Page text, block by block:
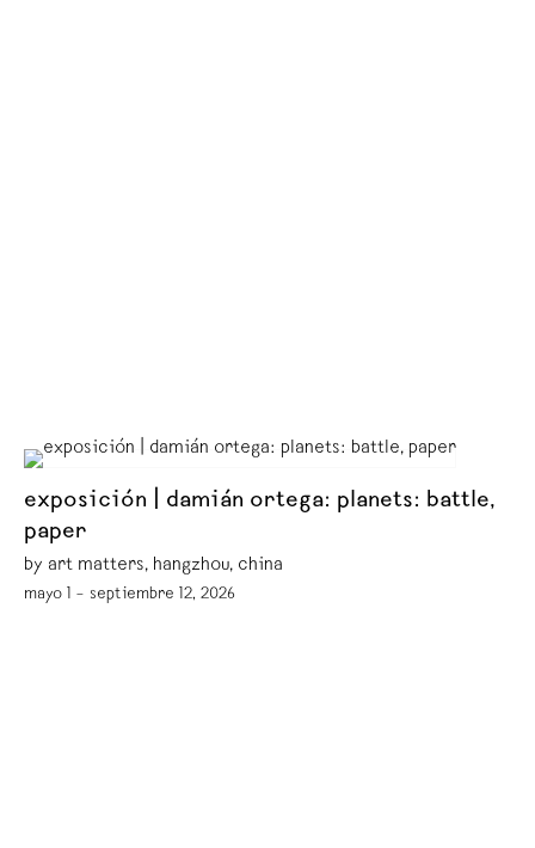
exposición | damián ortega: planets: battle,
paper
by art matters, hangzhou, china
mayo 1 – septiembre 12, 2026